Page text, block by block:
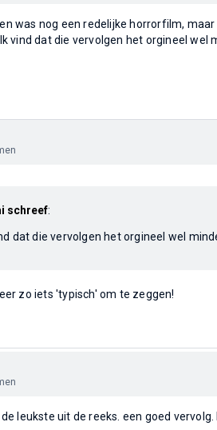
was nog een redelijke horrorfilm,
vind dat die vervolgen het orgineel wel
schreef:
dat die vervolgen het orgineel wel
zo iets 'typisch' om te zeggen!
de leukste uit de reeks. een goed